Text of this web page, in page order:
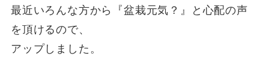
最近いろんな方から『盆栽元気？』と心配の声
を頂けるので、
アップしました。